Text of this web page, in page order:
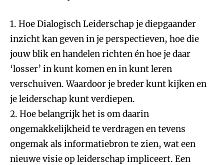
1. Hoe Dialogisch Leiderschap je diepgaander
inzicht kan geven in je perspectieven, hoe die
jouw blik en handelen richten én hoe je daar
‘losser’ in kunt komen en in kunt leren
verschuiven. Waardoor je breder kunt kijken en
je leiderschap kunt verdiepen.
2. Hoe belangrijk het is om daarin
ongemakkelijkheid te verdragen en tevens
ongemak als informatiebron te zien, wat een
nieuwe visie op leiderschap impliceert. Een